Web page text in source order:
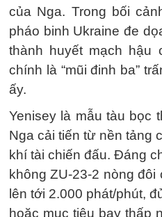
của Nga. Trong bối
pháo binh Ukraine đe
thành huyết mạch hậu
chính là “mũi đinh ba”
ấy.
Yenisey là mẫu tàu bọc
Nga cải tiến từ nền tảng
khí tài chiến đấu. Đáng
không ZU-23-2 nòng
lên tới 2.000 phát/phút,
hoặc mục tiêu bay thấp